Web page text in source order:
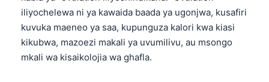
iliyochelewa ni ya kawaida baada ya ugonjwa, kusafiri
kuvuka maeneo ya saa, kupunguza kalori kwa kiasi
kikubwa, mazoezi makali ya uvumilivu, au msongo
mkali wa kisaikolojia wa ghafla.
Татар теле
Беларуская мова
Esperanto
Frysk